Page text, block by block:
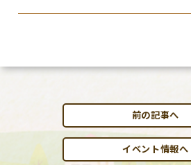
前の記事へ
イベント情報へ